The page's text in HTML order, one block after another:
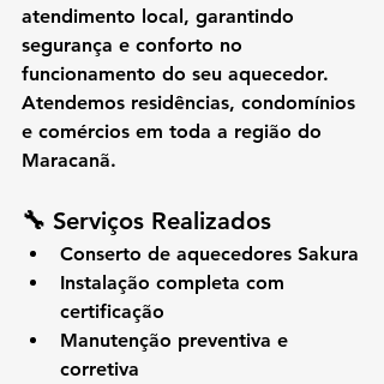
atendimento local, garantindo
segurança e conforto no
funcionamento do seu aquecedor.
Atendemos residências, condomínios
e comércios em toda a região do
Maracanã.
🔧 Serviços Realizados
Conserto de aquecedores Sakura
Instalação completa com
certificação
Manutenção preventiva e
corretiva